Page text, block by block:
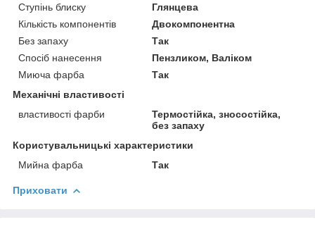
Ступінь блиску
Глянцева
Кількість компонентів
Двокомпонентна
Без запаху
Так
Спосіб нанесення
Пензликом, Валіком
Миюча фарба
Так
Механічні властивості
властивості фарби
Термостійка, зносостійка,
без запаху
Користувальницькі характеристики
Мийна фарба
Так
Приховати